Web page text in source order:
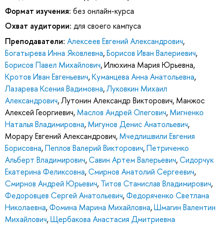
Формат изучения: без онлайн-курса
Охват аудитории: для своего кампуса
Преподаватели: Алексеев Евгений Александрович,
Богатырева Инна Яковлевна,Борисов Иван Валериевич,
Борисов Павел Михайлович,Илюхина Мария Юрьевна,
Кротов Иван Евгеньевич,Куманцева Анна Анатольевна,
Лазарева Ксения Вадимовна,Луковкин Михаил
Александрович,Лутонин Александр Викторович, Манжос
Алексей Георгиевич, Маслов Андрей Олегович, Мигненко
Наталья Владимировна, Мигунов Денис Анатольевич,
Морару Евгений Александрович, Мчедлишвили Евгения
Борисовна,Пеплов Валерий Викторович,Петриченко
Альберт Владимирович,Савин Артем Валерьевич,Сидорчук
Екатерина Феликсовна,Смирнов Анатолий Сергеевич,
Смирнов Андрей Юрьевич, Титов Станислав Владимирович,
Федоровцев Сергей Анатольевич,Федоряченко Светлана
Николаевна,Фомина Марина Михайловна,Шмагин Валентин
Михайлович,Щербакова Анастасия Дмитриевна